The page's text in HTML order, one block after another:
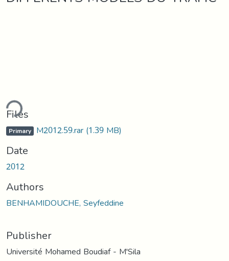
Files
Primary M2012.59.rar(1.39 MB)
Date
2012
Authors
BENHAMIDOUCHE, Seyfeddine
Publisher
Université Mohamed Boudiaf - M'Sila